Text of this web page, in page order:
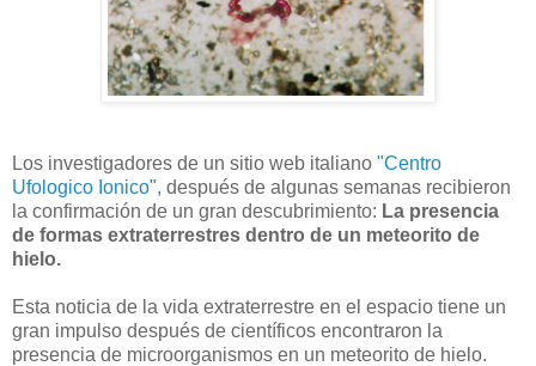
Los investigadores de un sitio web italiano "Centro
Ufologico Ionico", después de algunas semanas recibieron
la confirmación de un gran descubrimiento: La presencia
de formas extraterrestres dentro de un meteorito de
hielo.
Esta noticia de la vida extraterrestre en el espacio tiene un
gran impulso después de científicos encontraron la
presencia de microorganismos en un meteorito de hielo.